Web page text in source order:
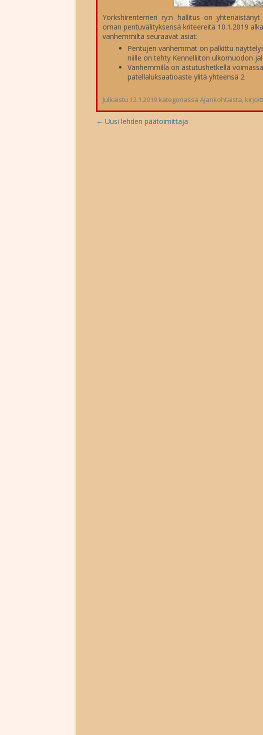
ALUETOIMINTA TURKU
Yorkshirenterrieri ry:n hallitus on
oman pentuvälityksensä kriteereitä 10.1.2019
vanhemmilta seuraavat asiat:
Pentujen vanhemmat on palkittu
niille on tehty Kennelliiton ulkomuodon
Vanhemmilla on astutushetkellä
patellaluksaatioaste ylitä yhteensä 2
Julkaistu 12.1.2019 kategoriassa Ajankohtaista,
Artikkelien
← Uusi lehden päätoimittaja